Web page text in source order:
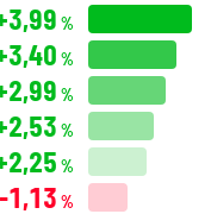
%
%
%
%
%
-1,13 %